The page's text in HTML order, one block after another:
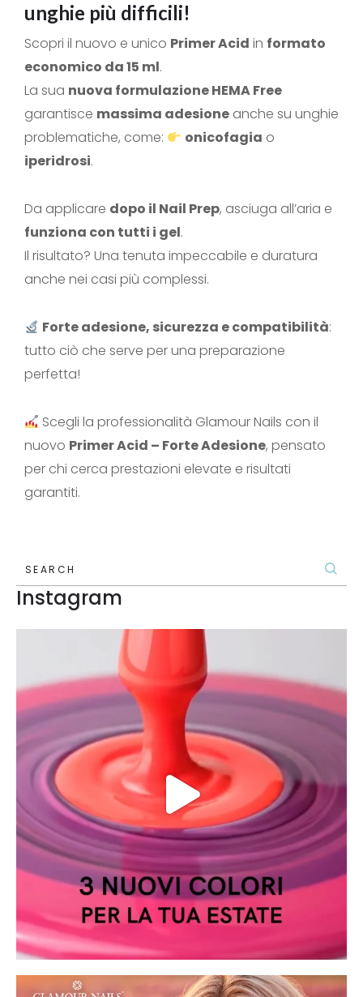
unghie più difficili!
Scopri il nuovo e unico Primer Acid in formato
economico da 15 ml.
La sua nuova formulazione HEMA Free
garantisce massima adesione anche su unghie
problematiche, come:
onicofagia o
iperidrosi.
Da applicare dopo il Nail Prep, asciuga all’aria e
funziona con tutti i gel.
Il risultato? Una tenuta impeccabile e duratura
anche nei casi più complessi.
Forte adesione, sicurezza e compatibilità:
tutto ciò che serve per una preparazione
perfetta!
Scegli la professionalità Glamour Nails con il
nuovo Primer Acid – Forte Adesione, pensato
per chi cerca prestazioni elevate e risultati
garantiti.
SEARCH
Instagram